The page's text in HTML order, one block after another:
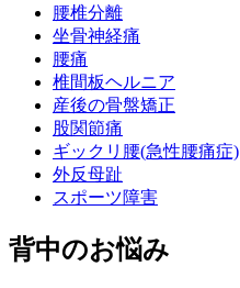
腰椎分離
坐骨神経痛
腰痛
椎間板ヘルニア
産後の骨盤矯正
股関節痛
ギックリ腰(急性腰痛症)
外反母趾
スポーツ障害
背中のお悩み